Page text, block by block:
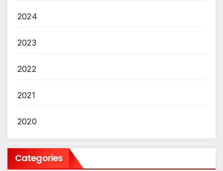
2024
2023
2022
2021
2020
Categories